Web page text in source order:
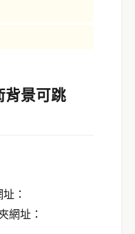
背景可跳
：
網址：